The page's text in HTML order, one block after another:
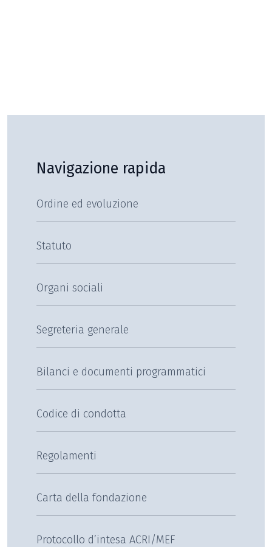
Navigazione rapida
Ordine ed evoluzione
Statuto
Organi sociali
Segreteria generale
Bilanci e documenti programmatici
Codice di condotta
Regolamenti
Carta della fondazione
Protocollo d’intesa ACRI/MEF